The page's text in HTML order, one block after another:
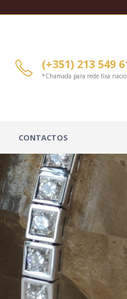
(+351) 213 549
*Chamada para rede fixa
CONTACTOS